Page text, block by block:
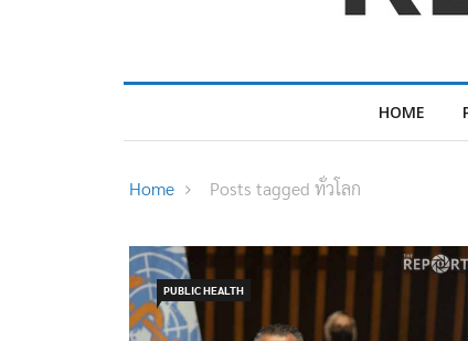
HOME
Home Posts tagged ทั่วโลก
PUBLIC HEALTH